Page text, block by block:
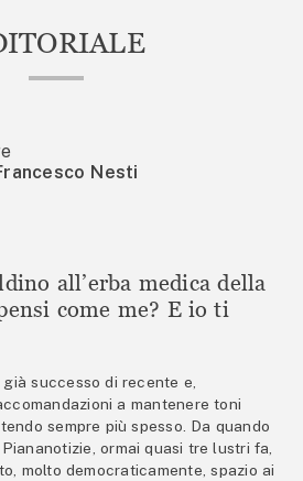
Nesti
all’erba medica della
come me? E io ti
già successo di recente e,
a mantenere toni
sempre più spesso. Da quando
ormai quasi tre lustri fa,
molto democraticamente, spazio ai